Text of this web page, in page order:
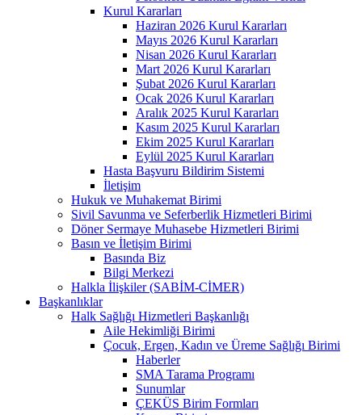
Kurul Kararları
Haziran 2026 Kurul Kararları
Mayıs 2026 Kurul Kararları
Nisan 2026 Kurul Kararları
Mart 2026 Kurul Kararları
Şubat 2026 Kurul Kararları
Ocak 2026 Kurul Kararları
Aralık 2025 Kurul Kararları
Kasım 2025 Kurul Kararları
Ekim 2025 Kurul Kararları
Eylül 2025 Kurul Kararları
Hasta Başvuru Bildirim Sistemi
İletişim
Hukuk ve Muhakemat Birimi
Sivil Savunma ve Seferberlik Hizmetleri Birimi
Döner Sermaye Muhasebe Hizmetleri Birimi
Basın ve İletişim Birimi
Basında Biz
Bilgi Merkezi
Halkla İlişkiler (SABİM-CİMER)
Başkanlıklar
Halk Sağlığı Hizmetleri Başkanlığı
Aile Hekimliği Birimi
Çocuk, Ergen, Kadın ve Üreme Sağlığı Birimi
Haberler
SMA Tarama Programı
Sunumlar
ÇEKÜS Birim Formları